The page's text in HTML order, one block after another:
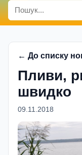
← До списку
Пливи,
швидко
09.11.2018